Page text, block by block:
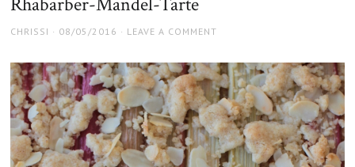
AUTHOR
CHRISSI
POSTED
08/05/2016 LEAVE A COMMENT